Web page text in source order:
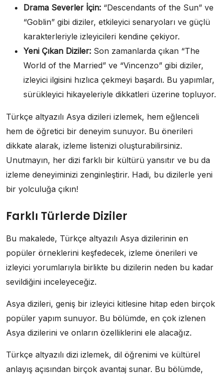
Drama Severler İçin: “Descendants of the Sun” ve
“Goblin” gibi diziler, etkileyici senaryoları ve güçlü
karakterleriyle izleyicileri kendine çekiyor.
Yeni Çıkan Diziler: Son zamanlarda çıkan “The
World of the Married” ve “Vincenzo” gibi diziler,
izleyici ilgisini hızlıca çekmeyi başardı. Bu yapımlar,
sürükleyici hikayeleriyle dikkatleri üzerine topluyor.
Türkçe altyazılı Asya dizileri izlemek, hem eğlenceli
hem de öğretici bir deneyim sunuyor. Bu önerileri
dikkate alarak, izleme listenizi oluşturabilirsiniz.
Unutmayın, her dizi farklı bir kültürü yansıtır ve bu da
izleme deneyiminizi zenginleştirir. Hadi, bu dizilerle yeni
bir yolculuğa çıkın!
Farklı Türlerde Diziler
Bu makalede, Türkçe altyazılı Asya dizilerinin en
popüler örneklerini keşfedecek, izleme önerileri ve
izleyici yorumlarıyla birlikte bu dizilerin neden bu kadar
sevildiğini inceleyeceğiz.
Asya dizileri, geniş bir izleyici kitlesine hitap eden birçok
popüler yapım sunuyor. Bu bölümde, en çok izlenen
Asya dizilerini ve onların özelliklerini ele alacağız.
Türkçe altyazılı dizi izlemek, dil öğrenimi ve kültürel
anlayış açısından birçok avantaj sunar. Bu bölümde,